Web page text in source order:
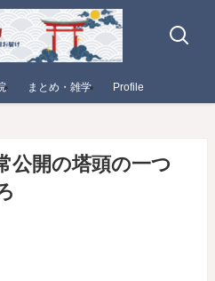
まとめ・雑学 Profile
公開の塔頭の一つ